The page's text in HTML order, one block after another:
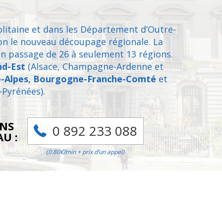
et dans les Département d’Outre-
le nouveau découpage régionale. La
passage de 26 à seulement 13 régions.
Est(Alsace, Champagne-Ardenne et
Alpes, Bourgogne-Franche-Comté et
: 0 892 233 088
(0.80€/min + prix d’un appel)